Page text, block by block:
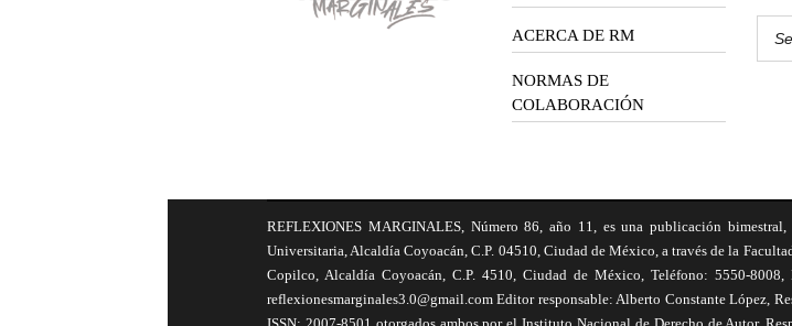
ACERCA DE RM
NORMAS DE
COLABORACIÓN
REFLEXIONES MARGINALES, Número 86, año 11, es una publicación
Universitaria, Alcaldía Coyoacán, C.P. 04510, Ciudad de México, a través de la
Copilco, Alcaldía Coyoacán, C.P. 4510, Ciudad de México, Teléfono: 5550-8008,
reflexionesmarginales3.0@gmail.com Editor responsable: Alberto Constante López,